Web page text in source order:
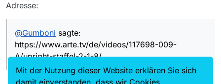
Adresse:
@Gumboni sagte:
https://www.arte.tv/de/videos/117698-009-
A/upright-staffel-2-1-8/
Mit der Nutzung dieser Website erklären Sie sich
damit einverstanden, dass wir Cookies